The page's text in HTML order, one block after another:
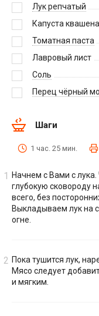
Лук репчатый
Капуста
Томатная паста
Лавровый лист
Соль
Перец чёрный
Шаги
1 час. 25 мин.
Начнем с Вами с
глубокую сковороду
всего, без
Выкладываем лук на
огне.
Пока тушится лук,
Мясо следует
и мягким.